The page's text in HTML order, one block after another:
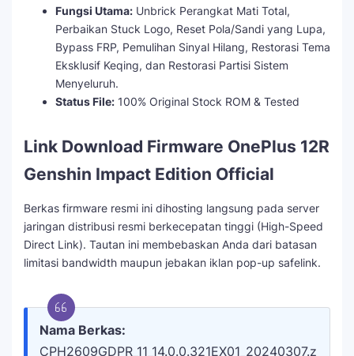
Fungsi Utama: Unbrick Perangkat Mati Total,
Perbaikan Stuck Logo, Reset Pola/Sandi yang Lupa,
Bypass FRP, Pemulihan Sinyal Hilang, Restorasi Tema
Eksklusif Keqing, dan Restorasi Partisi Sistem
Menyeluruh.
Status File: 100% Original Stock ROM & Tested
Link Download Firmware OnePlus 12R
Genshin Impact Edition Official
Berkas firmware resmi ini dihosting langsung pada server
jaringan distribusi resmi berkecepatan tinggi (High-Speed
Direct Link). Tautan ini membebaskan Anda dari batasan
limitasi bandwidth maupun jebakan iklan pop-up safelink.
Nama Berkas:
CPH2609GDPR_11_14.0.0.321EX01_20240307.z